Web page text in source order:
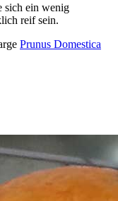
sich ein wenig
reif sein.
Prunus Domestica